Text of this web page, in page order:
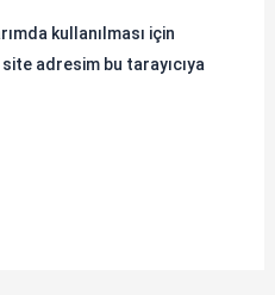
kullanılması için
adresim bu tarayıcıya